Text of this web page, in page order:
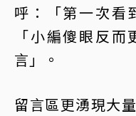
呼：「第一次看
「小編傻眼反
言」。
留言區更湧現大